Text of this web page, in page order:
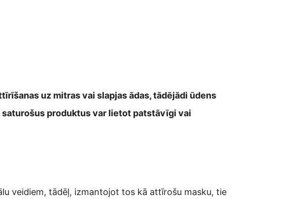
uz mitras vai slapjas ādas, tādējādi ūdens
saturošus produktus var lietot patstāvīgi vai
veidiem, tādēļ, izmantojot tos kā attīrošu masku, tie